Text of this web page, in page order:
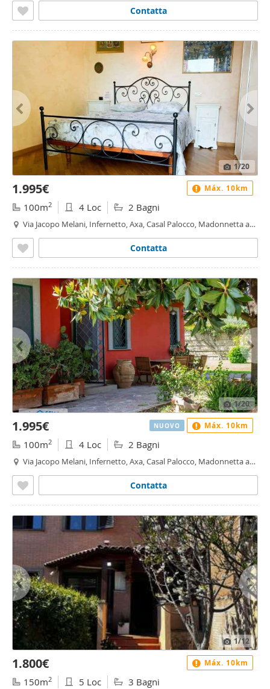
Contatta
1/20
1.995€
100m2 4 Loc 2 Bagni
Via Jacopo Melani, Infernetto, Axa, Casal Palocco, Madonnetta a
Contatta
Máx. 10km
1/20
1.995€
100m2 4 Loc 2 Bagni
Via Jacopo Melani, Infernetto, Axa, Casal Palocco, Madonnetta a
Contatta
NUOVO Máx. 10km
1/12
1.800€
150m2 5 Loc 3 Bagni
Máx. 10km